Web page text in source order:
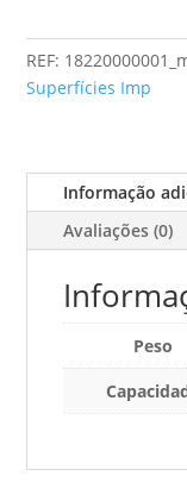
Descontaminante
Artibiose
REF:
Superfícies Imp
Informação
Avaliações (0)
Peso